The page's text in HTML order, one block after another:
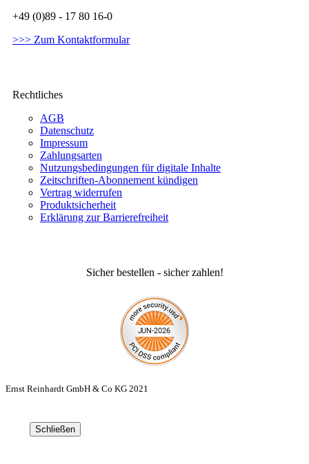
+49 (0)89 - 17 80 16-0
>>> Zum Kontaktformular
Rechtliches
AGB
Datenschutz
Impressum
Zahlungsarten
Nutzungsbedingungen für digitale Inhalte
Zeitschriften-Abonnement kündigen
Vertrag widerrufen
Produktsicherheit
Erklärung zur Barrierefreiheit
Sicher bestellen - sicher zahlen!
Ernst Reinhardt GmbH & Co KG 2021
Schließen